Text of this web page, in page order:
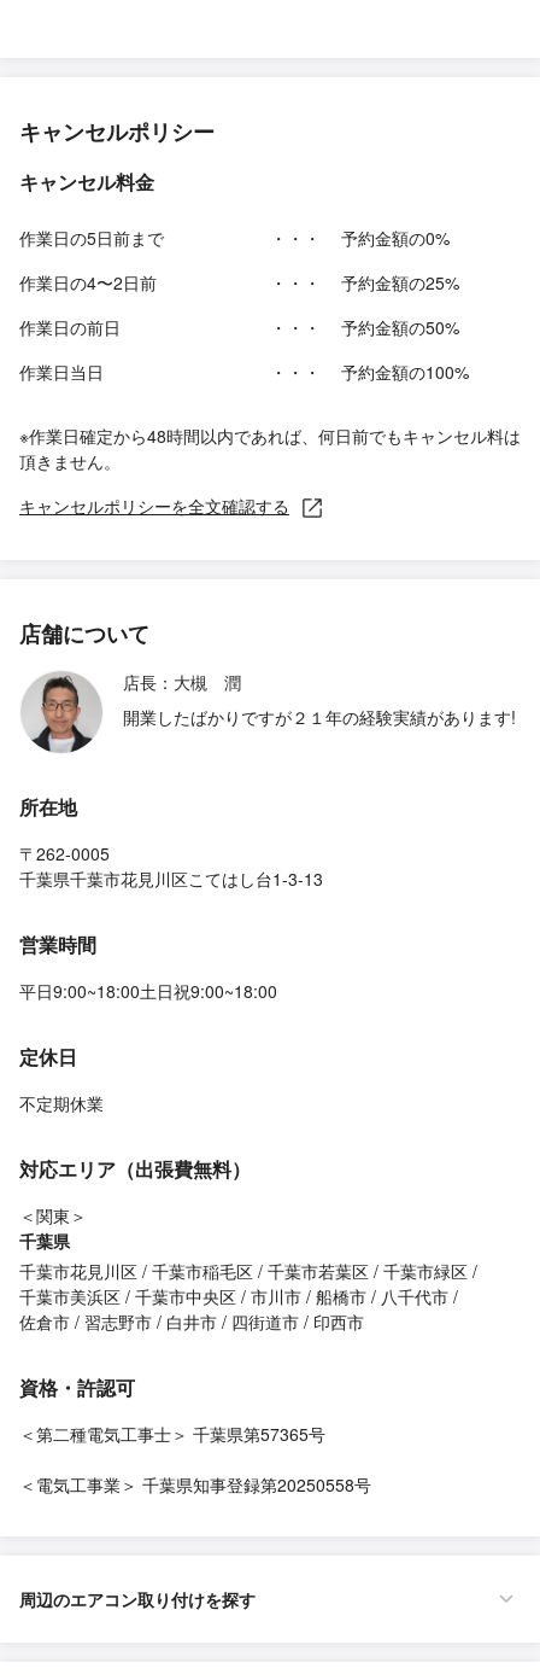
キャンセルポリシー
キャンセル料金
作業日の5日前まで ・・・
予約金額の0%
作業日の4〜2日前
・・・
予約金額の25%
作業日の前日
・・・
予約金額の50%
作業日当日
・・・ 予約金額の100%
※作業日確定から48時間以内であれば、何日前でもキャンセル料は
頂きません。
キャンセルポリシーを全文確認する
店舗について
店長：大槻 潤
開業したばかりですが２１年の経験実績があります!
所在地
〒262-0005
千葉県千葉市花見川区こてはし台1-3-13
営業時間
平日9:00~18:00土日祝9:00~18:00
定休日
不定期休業
対応エリア（出張費無料）
＜関東＞
千葉県
千葉市花見川区 千葉市稲毛区 千葉市若葉区 千葉市緑区
千葉市美浜区 千葉市中央区 市川市 船橋市
八千代市
佐倉市
習志野市 白井市 四街道市 印西市
資格・許認可
＜第二種電気工事士＞ 千葉県第57365号
＜電気工事業＞ 千葉県知事登録第20250558号
周辺のエアコン取り付けを探す